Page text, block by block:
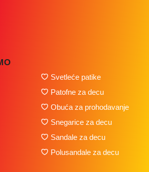
Svetleće patike
Patofne za decu
Obuća za prohodavanje
Snegarice za decu
Sandale za decu
Polusandale za decu